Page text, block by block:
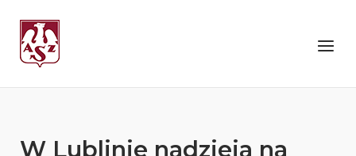
content
Home
Menu
W Lublinie nadzieja na